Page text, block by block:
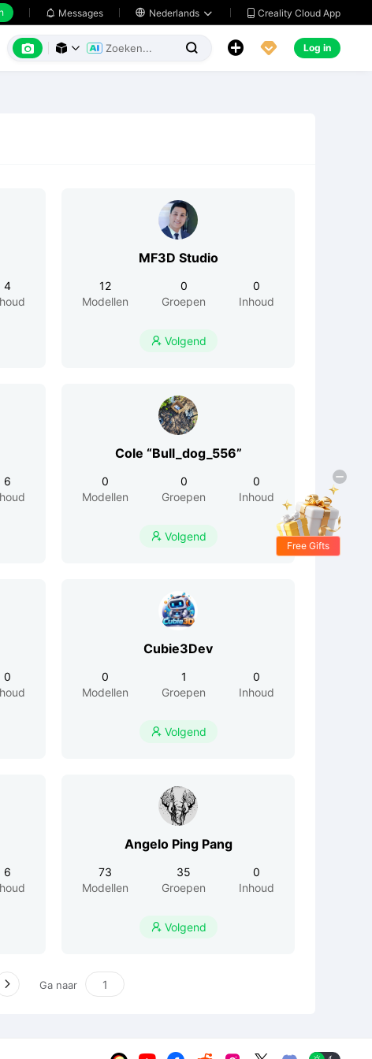
 Messages  Nederlands   Creality Cloud App
      Log in
4
MF3D Studio
12
Modellen
0
Groepen
0
Inhoud
 Volgend
6
Cole “Bull_dog_556”
0
Modellen
0
Groepen
0
Inhoud
 Volgend
0
Cubie3Dev
0
Modellen
1
Groepen
0
Inhoud
 Volgend
6
Angelo Ping Pang
73
Modellen
35
Groepen
0
Inhoud
 Volgend
Ga naar
Free Gifts